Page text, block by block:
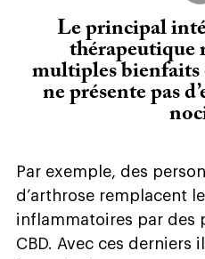
Le principal
thérapeutique
multiples bienfaits
ne présente pas
Par exemple, des
d’arthrose remplacent
inflammatoires par des
CBD. Avec ces derniers